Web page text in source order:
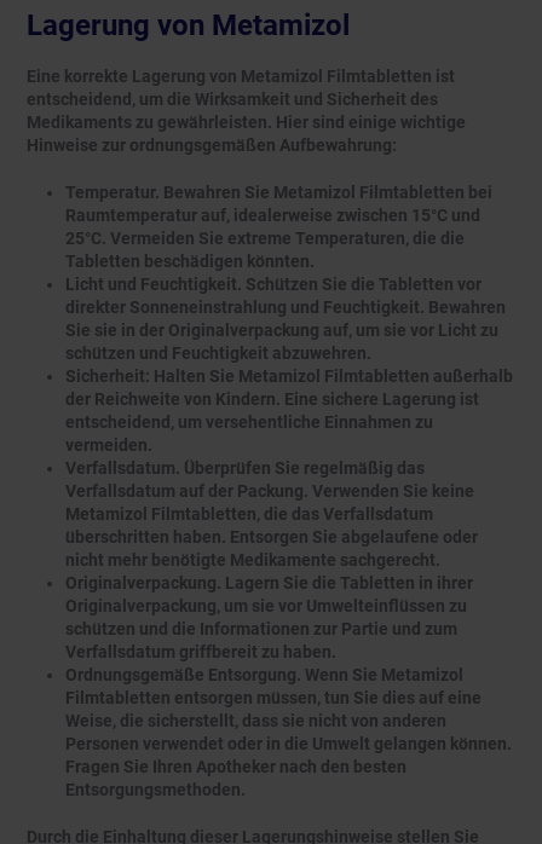
Lagerung von Metamizol
Eine korrekte Lagerung von Metamizol Filmtabletten ist
entscheidend, um die Wirksamkeit und Sicherheit des
Medikaments zu gewährleisten. Hier sind einige wichtige
Hinweise zur ordnungsgemäßen Aufbewahrung:
Temperatur. Bewahren Sie Metamizol Filmtabletten bei
Raumtemperatur auf, idealerweise zwischen 15°C und
25°C. Vermeiden Sie extreme Temperaturen, die die
Tabletten beschädigen könnten.
Licht und Feuchtigkeit. Schützen Sie die Tabletten vor
direkter Sonneneinstrahlung und Feuchtigkeit. Bewahren
Sie sie in der Originalverpackung auf, um sie vor Licht zu
schützen und Feuchtigkeit abzuwehren.
Sicherheit: Halten Sie Metamizol Filmtabletten außerhalb
der Reichweite von Kindern. Eine sichere Lagerung ist
entscheidend, um versehentliche Einnahmen zu
vermeiden.
Verfallsdatum. Überprüfen Sie regelmäßig das
Verfallsdatum auf der Packung. Verwenden Sie keine
Metamizol Filmtabletten, die das Verfallsdatum
überschritten haben. Entsorgen Sie abgelaufene oder
nicht mehr benötigte Medikamente sachgerecht.
Originalverpackung. Lagern Sie die Tabletten in ihrer
Originalverpackung, um sie vor Umwelteinflüssen zu
schützen und die Informationen zur Partie und zum
Verfallsdatum griffbereit zu haben.
Ordnungsgemäße Entsorgung. Wenn Sie Metamizol
Filmtabletten entsorgen müssen, tun Sie dies auf eine
Weise, die sicherstellt, dass sie nicht von anderen
Personen verwendet oder in die Umwelt gelangen können.
Fragen Sie Ihren Apotheker nach den besten
Entsorgungsmethoden.
Durch die Einhaltung dieser Lagerungshinweise stellen Sie